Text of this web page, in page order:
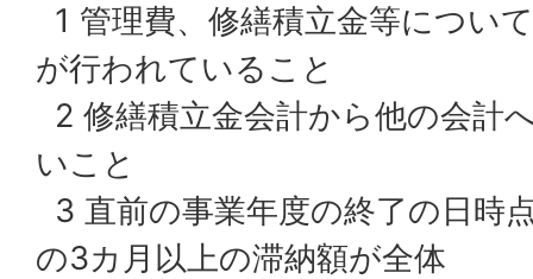
1 管理費、修繕積立金等につい
が行われていること
2 修繕積立金会計から他の会計
いこと
3 直前の事業年度の終了の日時
の3カ月以上の滞納額が全体